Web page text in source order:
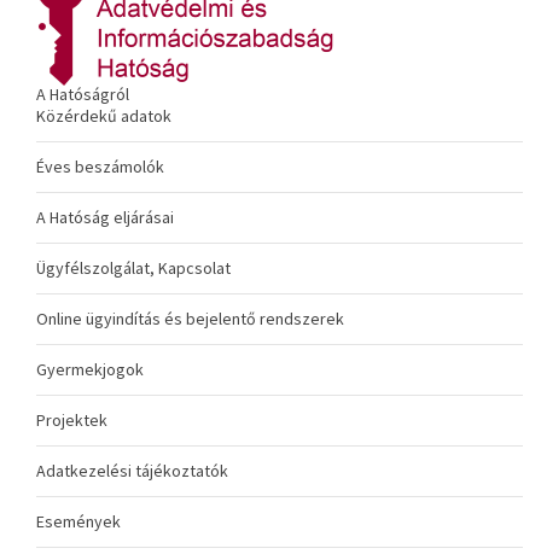
A Hatóságról
Közérdekű adatok
Éves beszámolók
A Hatóság eljárásai
Ügyfélszolgálat, Kapcsolat
Online ügyindítás és bejelentő rendszerek
Gyermekjogok
Projektek
Adatkezelési tájékoztatók
Események